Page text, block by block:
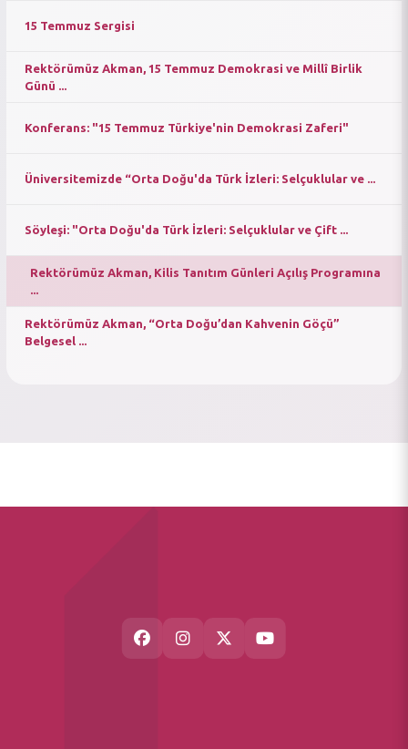
15 Temmuz Sergisi
Rektörümüz Akman, 15 Temmuz Demokrasi ve Millî Birlik
Günü ...
Konferans: "15 Temmuz Türkiye'nin Demokrasi Zaferi"
Üniversitemizde “Orta Doğu'da Türk İzleri: Selçuklular ve ...
Söyleşi: "Orta Doğu'da Türk İzleri: Selçuklular ve Çift ...
Rektörümüz Akman, Kilis Tanıtım Günleri Açılış Programına
Rektörümüz Akman, “Orta Doğu’dan Kahvenin Göçü”
Belgesel ...